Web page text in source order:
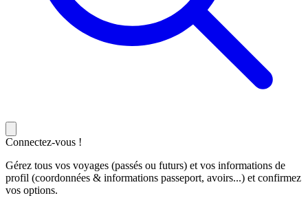
Connectez-vous !
Gérez tous vos voyages (passés ou futurs) et vos informations de
profil (coordonnées & informations passeport, avoirs...) et confirmez
vos options.